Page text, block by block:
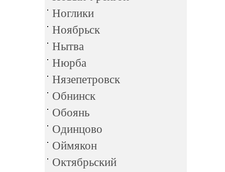
Ноглики
Ноябрьск
Нытва
Нюрба
Нязепетровск
Обнинск
Обоянь
Одинцово
Оймякон
Октябрьский